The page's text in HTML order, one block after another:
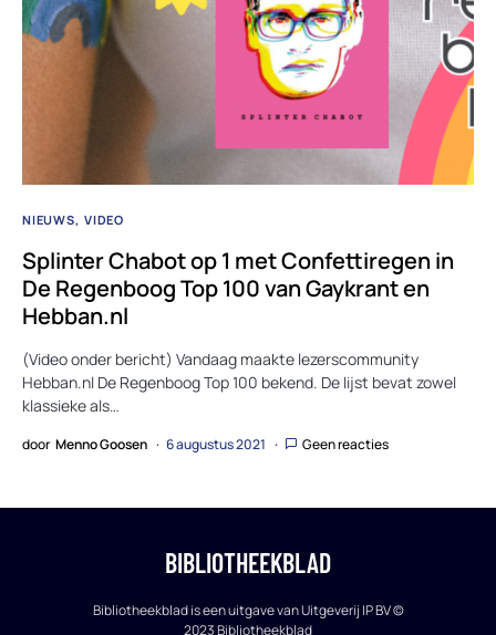
NIEUWS VIDEO
Splinter Chabot op 1 met Confettiregen in
De Regenboog Top 100 van Gaykrant en
Hebban.nl
(Video onder bericht) Vandaag maakte lezerscommunity
Hebban.nl De Regenboog Top 100 bekend. De lijst bevat zowel
klassieke als…
door Menno Goosen 6 augustus 2021 Geen reacties
BIBLIOTHEEKBLAD
Bibliotheekblad is een uitgave van Uitgeverij IP BV ©
2023 Bibliotheekblad